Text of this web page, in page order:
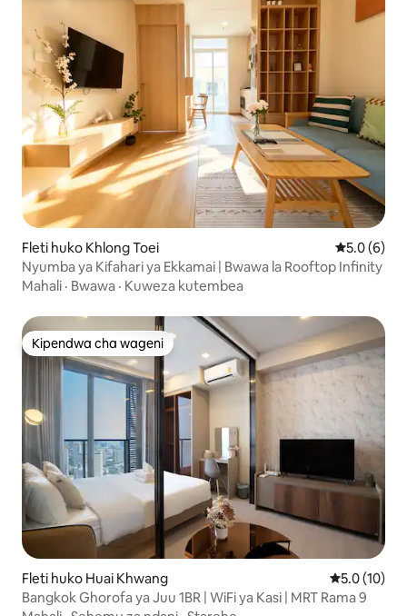
Fleti huko Khlong Toei Ukadiriaji
5.0 (6)
Nyumba ya Kifahari ya Ekkamai | Bwawa la Rooftop Infinity
Mahali · Bwawa · Kuweza kutembea
Kipendwa cha wageni
Kipendwa cha wageni
Fleti huko Huai Khwang Ukadiriaji
5.0 (10)
Bangkok Ghorofa ya Juu 1BR | WiFi ya Kasi | MRT Rama 9